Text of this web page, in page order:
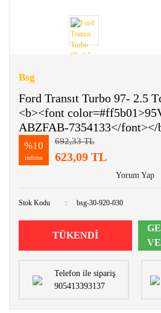
Bsg
Ford Transıt Turbo 97- 2.5
<b><font
ABZFAB-7354133</font></
%10
indirim
692,33 TL
623,09 TL
Yorum Yap
Stok Kodu bsg-30-920-030
TÜKENDİ
Telefon ile sipariş
905413393137